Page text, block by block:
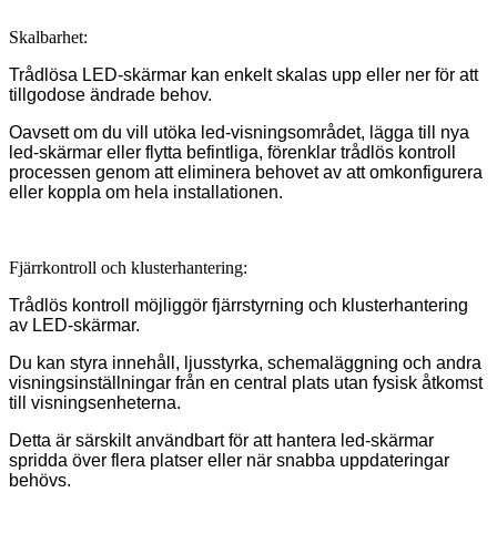
Skalbarhet:
Trådlösa LED-skärmar kan enkelt skalas upp eller ner för att
tillgodose ändrade behov.
Oavsett om du vill utöka led-visningsområdet, lägga till nya
led-skärmar eller flytta befintliga, förenklar trådlös kontroll
processen genom att eliminera behovet av att omkonfigurera
eller koppla om hela installationen.
Fjärrkontroll och klusterhantering:
Trådlös kontroll möjliggör fjärrstyrning och klusterhantering
av LED-skärmar.
Du kan styra innehåll, ljusstyrka, schemaläggning och andra
visningsinställningar från en central plats utan fysisk åtkomst
till visningsenheterna.
Detta är särskilt användbart för att hantera led-skärmar
spridda över flera platser eller när snabba uppdateringar
behövs.